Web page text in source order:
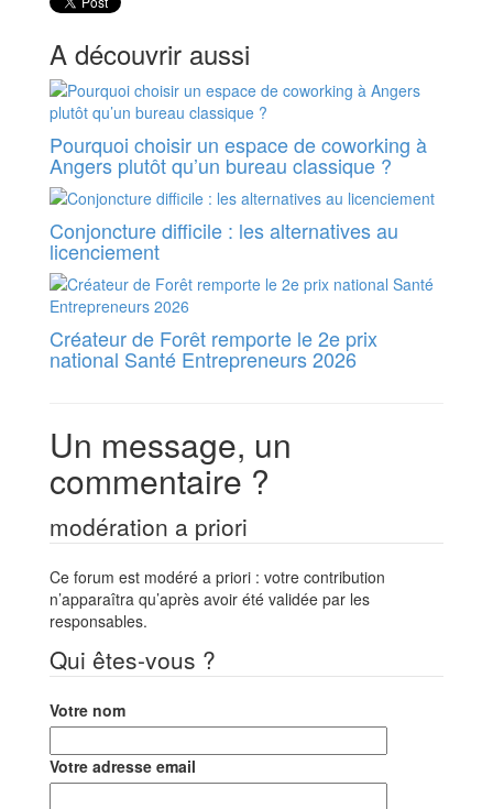
A découvrir aussi
Pourquoi choisir un espace de coworking à
Angers plutôt qu’un bureau classique ?
Conjoncture difficile : les alternatives au
licenciement
Créateur de Forêt remporte le 2e prix
national Santé Entrepreneurs 2026
Un message, un
commentaire ?
modération a priori
Ce forum est modéré a priori : votre contribution
n’apparaîtra qu’après avoir été validée par les
responsables.
Qui êtes-vous ?
Votre nom
Votre adresse email